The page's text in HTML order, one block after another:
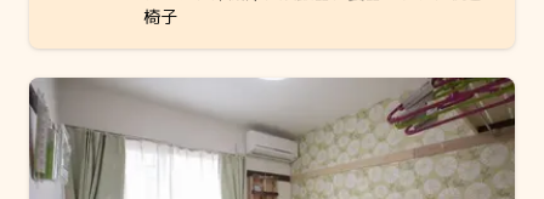
椅子
Slide 1 of 1